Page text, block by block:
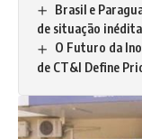
Brasil e
de situação
O Futuro da
de CT&I Define